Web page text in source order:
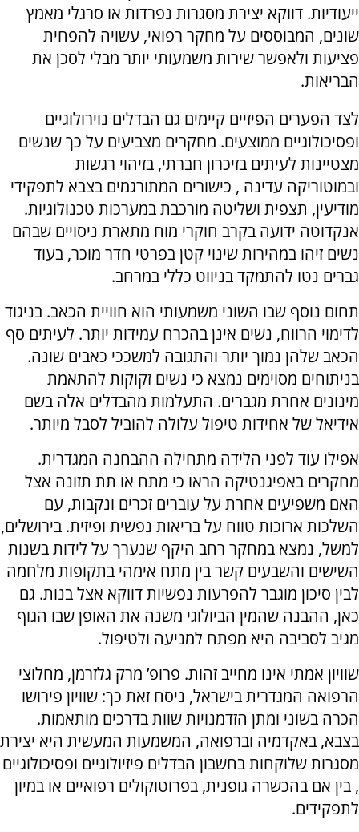
ייעודיות. דווקא יצירת מסגרות נפרדות או סרגלי מאמץ
שונים, המבוססים על מחקר רפואי, עשויה להפחית
פציעות ולאפשר שירות משמעותי יותר מבלי לסכן את
הבריאות.
לצד הפערים הפיזיים קיימים גם הבדלים נוירולוגיים
ופסיכולוגיים ממוצעים. מחקרים מצביעים על כך שנשים
מצטיינות לעיתים בזיכרון חברתי, בזיהוי רגשות
ובמוטוריקה עדינה , כישורים המתורגמים בצבא לתפקידי
מודיעין, תצפית ושליטה מורכבת במערכות טכנולוגיות.
אנקדוטה ידועה בקרב חוקרי מוח מתארת ניסויים שבהם
נשים זיהו במהירות שינוי קטן בפרטי חדר מוכר, בעוד
גברים נטו להתמקד בניווט כללי במרחב.
תחום נוסף שבו השוני משמעותי הוא חוויית הכאב. בניגוד
לדימוי הרווח, נשים אינן בהכרח עמידות יותר. לעיתים סף
הכאב שלהן נמוך יותר והתגובה למשככי כאבים שונה.
בניתוחים מסוימים נמצא כי נשים זקוקות להתאמת
מינונים אחרת מגברים. התעלמות מהבדלים אלה בשם
אידיאל של אחידות טיפול עלולה להוביל לסבל מיותר.
אפילו עוד לפני הלידה מתחילה ההבחנה המגדרית.
מחקרים באפיגנטיקה הראו כי מתח או תת תזונה אצל
האם משפיעים אחרת על עוברים זכרים ונקבות, עם
השלכות ארוכות טווח על בריאות נפשית ופיזית. בירושלים,
למשל, נמצא במחקר רחב היקף שנערך על לידות בשנות
השישים והשבעים קשר בין מתח אימהי בתקופות מלחמה
לבין סיכון מוגבר להפרעות נפשיות דווקא אצל בנות. גם
כאן, ההבנה שהמין הביולוגי משנה את האופן שבו הגוף
מגיב לסביבה היא מפתח למניעה ולטיפול.
שוויון אמתי אינו מחייב זהות. פרופ’ מרק גלזרמן, מחלוצי
הרפואה המגדרית בישראל, ניסח זאת כך: שוויון פירושו
הכרה בשוני ומתן הזדמנויות שוות בדרכים מותאמות.
בצבא, באקדמיה וברפואה, המשמעות המעשית היא יצירת
מסגרות שלוקחות בחשבון הבדלים פיזיולוגיים ופסיכולוגיים
, בין אם בהכשרה גופנית, בפרוטוקולים רפואיים או במיון
לתפקידים.